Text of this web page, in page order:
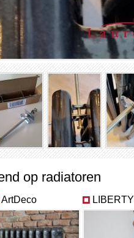
op radiatoren
ArtDeco LIBERTY